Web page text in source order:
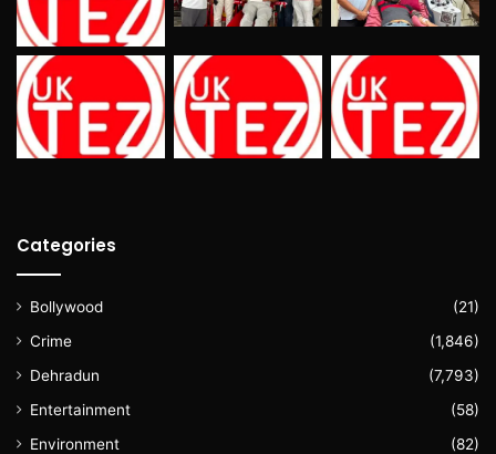
Categories
Bollywood
(21)
Crime
(1,846)
Dehradun
(7,793)
Entertainment
(58)
Environment
(82)